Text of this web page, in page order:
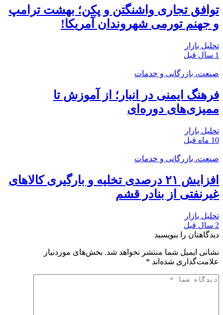
توافق تجاری واشنگتن و پکن؛ بهشت ترامپ
و جهنم تورمی شهروندان آمریکا!
تحلیل بازار
1 سال قبل
صنعت، بازرگانی و خدمات
فرهنگ ایمنی در انبار؛ از آموزش تا
ممیزی‌های دوره‌ای
تحلیل بازار
10 ماه قبل
صنعت، بازرگانی و خدمات
افزایش ۲۱ درصدی تخلیه و بارگیری کالاهای
غیرنفتی از بنادر قشم
تحلیل بازار
2 سال قبل
دیدگاهتان را بنویسید
نشانی ایمیل شما منتشر نخواهد شد. بخش‌های موردنیاز
علامت‌گذاری شده‌اند *